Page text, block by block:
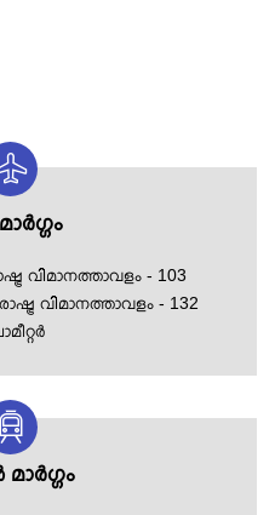
വിമാനത്താവളം - 103
വിമാനത്താവളം - 132
മാര്‍ഗ്ഗം